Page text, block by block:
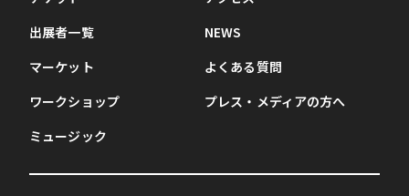
出展者一覧
マーケット
ワークショップ
ミュージック
NEWS
よくある質問
プレス・メディアの方へ